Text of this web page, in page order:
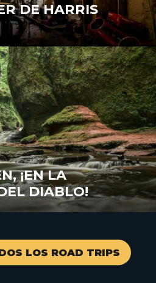
DE HARRIS
¡EN LA
DIABLO!
LOS ROAD TRIPS